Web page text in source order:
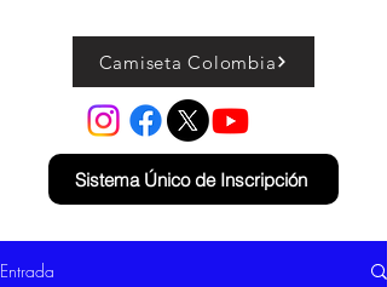
Camiseta Colombia
Sistema Único de Inscripción
Entrada